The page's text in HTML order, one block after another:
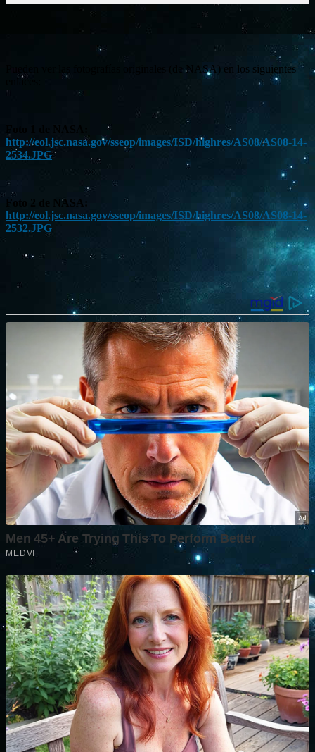
Pueden ver las fotografías originales (de NASA) en los siguientes
enlaces:
Foto 1 de NASA:
http://eol.jsc.nasa.gov/sseop/images/ISD/highres/AS08/AS08-14-
2534.JPG
Foto 2 de NASA:
http://eol.jsc.nasa.gov/sseop/images/ISD/highres/AS08/AS08-14-
2532.JPG